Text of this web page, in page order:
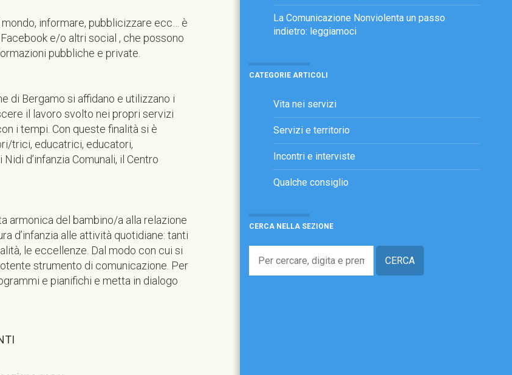
informare, pubblicizzare ecc… è
e/o altri social , che possono
pubbliche e private.
di Bergamo si affidano e utilizzano i
il lavoro svolto nei propri servizi
i tempi. Con queste finalità si è
trici, educatrici, educatori,
d’infanzia Comunali, il Centro
armonica del bambino/a alla relazione
d’infanzia alle attività quotidiane: tanti
le eccellenze. Dal modo con cui si
strumento di comunicazione. Per
e pianifichi e metta in dialogo
La Comunicazione Nonviolenta un passo
indietro: leggiamoci
CATEGORIE ARTICOLI
Vita nei servizi
Servizi e territorio
Incontri e interviste
Qualche consiglio
CERCA NELLA SEZIONE